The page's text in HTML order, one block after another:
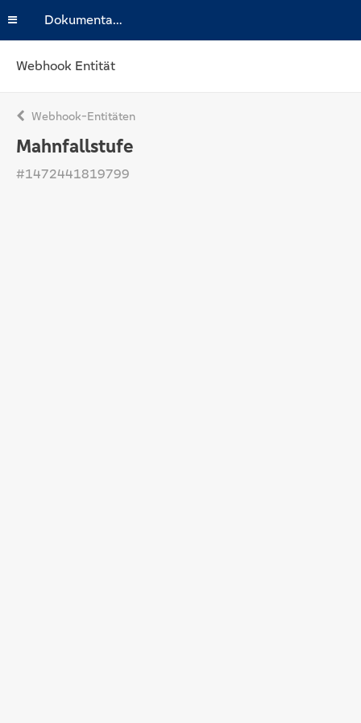
Dokumentation
Webhook Entität
Webhook-Entitäten
Mahnfallstufe
#1472441819799